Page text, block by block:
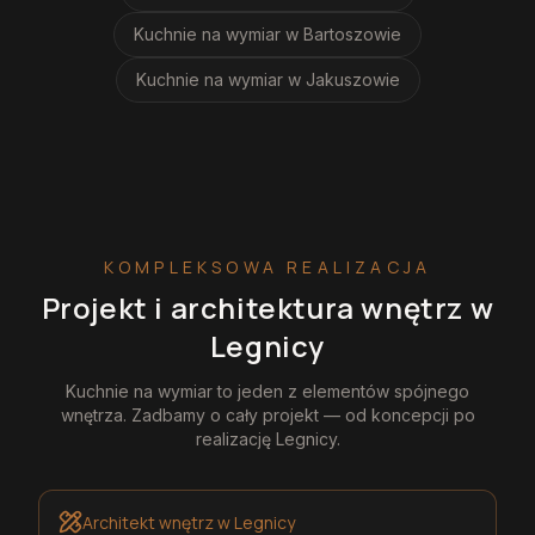
Kuchnie na wymiar w Bartoszowie
Kuchnie na wymiar w Jakuszowie
KOMPLEKSOWA REALIZACJA
Projekt i architektura wnętrz w
Legnicy
Kuchnie na wymiarto jeden z elementów spójnego
wnętrza. Zadbamy o cały projekt — od koncepcji po
realizację Legnicy.
Architekt wnętrzw Legnicy